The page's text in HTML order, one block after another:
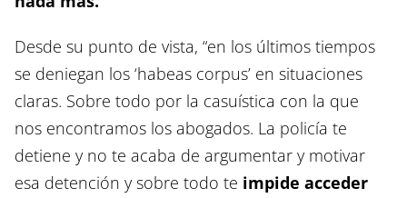
Desde su punto de vista, “en los últimos tiempos
se deniegan los ‘habeas corpus’ en situaciones
claras. Sobre todo por la casuística con la que
nos encontramos los abogados. La policía te
detiene y no te acaba de argumentar y motivar
esa detención y sobre todo te impide acceder